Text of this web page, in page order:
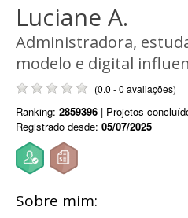
Luciane A.
Administradora,
modelo e digital
(0.0 - 0 avaliações)
Ranking: 2859396 | Projetos
Registrado desde: 05/07/2025
Sobre mim: